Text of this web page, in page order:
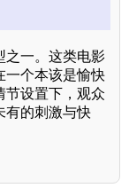
之一。这类电影
一个本该是愉快
节设置下，观众
有的刺激与快